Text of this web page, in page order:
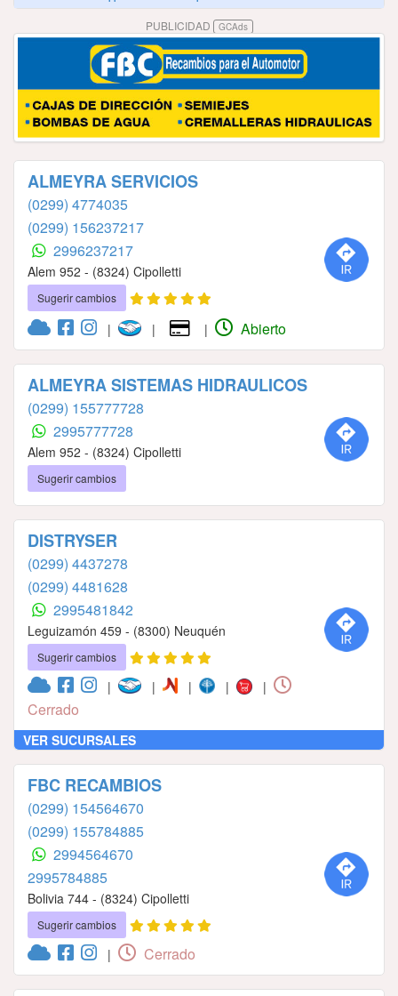
PUBLICIDAD GCAds
ALMEYRA SERVICIOS
(0299) 4774035
(0299) 156237217
2996237217
Alem 952 - (8324) Cipolletti
Sugerir cambios
| | | Abierto
ALMEYRA SISTEMAS HIDRAULICOS
(0299) 155777728
2995777728
Alem 952 - (8324) Cipolletti
Sugerir cambios
DISTRYSER
(0299) 4437278
(0299) 4481628
2995481842
Leguizamón 459 - (8300) Neuquén
Sugerir cambios
| | | | |
Cerrado
VER SUCURSALES
FBC RECAMBIOS
(0299) 154564670
(0299) 155784885
2994564670
2995784885
Bolivia 744 - (8324) Cipolletti
Sugerir cambios
| Cerrado